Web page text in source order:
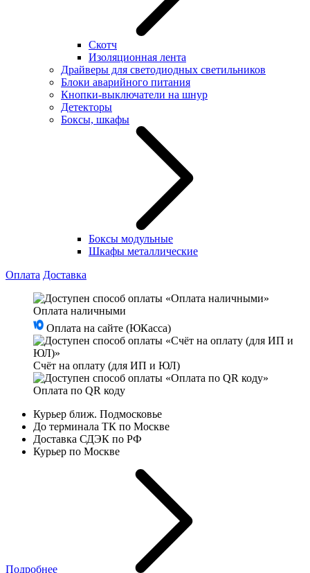
Скотч
Изоляционная лента
Драйверы для светодиодных светильников
Блоки аварийного питания
Кнопки-выключатели на шнур
Детекторы
Боксы, шкафы
Боксы модульные
Шкафы металлические
Оплата Доставка
Оплата наличными
Оплата на сайте (ЮКасса)
Счёт на оплату (для ИП и ЮЛ)
Оплата по QR коду
Курьер ближ. Подмосковье
До терминала ТК по Москве
Доставка СДЭК по РФ
Курьер по Москве
Подробнее